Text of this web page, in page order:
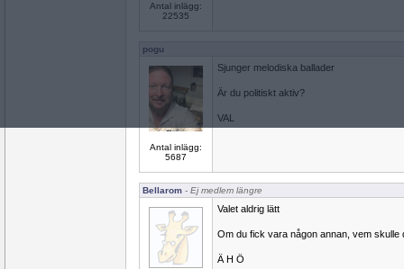
Antal inlägg:
22535
pogu
Antal inlägg:
5687
Sjunger melodiska ballader
Är du politiskt aktiv?
VAL
Bellarom - Ej medlem längre
Valet aldrig lätt
Om du fick vara någon annan, vem skulle
Ä H Ö